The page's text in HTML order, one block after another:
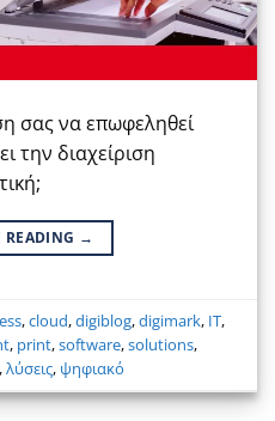
σας να επωφεληθεί
την διαχείριση
→
,cloud,digiblog,digimark, IT,
, print,software,solutions,
,λύσεις, ψηφιακό